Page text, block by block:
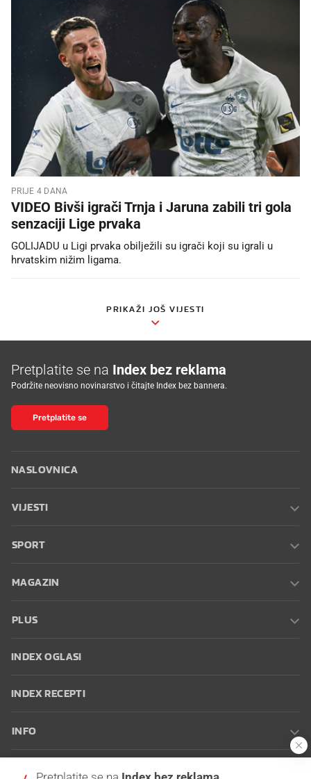
PRIJE 4 DANA
VIDEO Bivši igrači Trnja i Jaruna zabili tri gola
senzaciji Lige prvaka
GOLIJADU u Ligi prvaka obilježili su igrači koji su igrali u
hrvatskim nižim ligama.
PRIKAŽI JOŠ VIJESTI
Pretplatite se na Index bez reklama
Podržite neovisno novinarstvo i čitajte Index bez bannera.
Pretplatite se
NASLOVNICA
VIJESTI
SPORT
MAGAZIN
PLUS
INDEX OGLASI
INDEX RECEPTI
INFO